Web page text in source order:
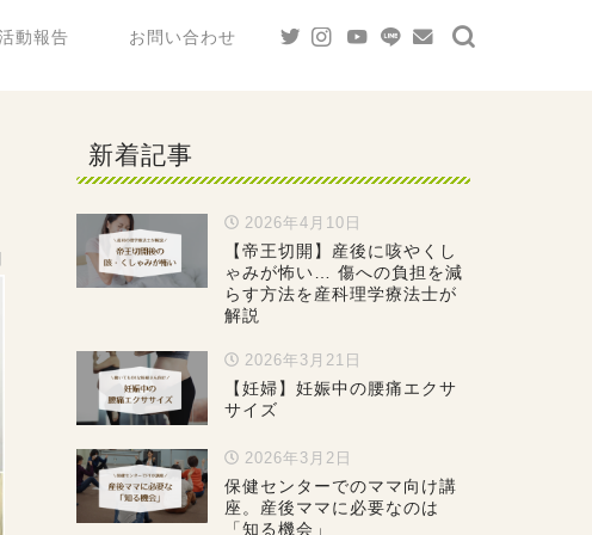
動報告 お問い合わせ
新着記事
2026年4月10日
【帝王切開】産後に咳やくし
ゃみが怖い… 傷への負担を減
らす方法を産科理学療法士が
解説
2026年3月21日
【妊婦】妊娠中の腰痛エクサ
サイズ
2026年3月2日
保健センターでのママ向け講
座。産後ママに必要なのは
「知る機会」